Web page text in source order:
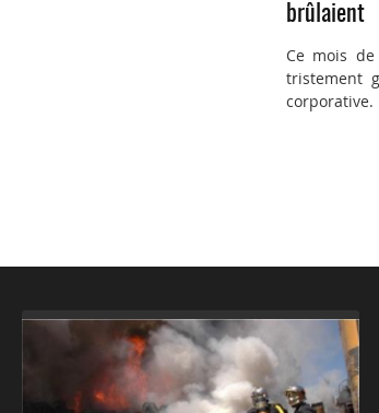
brûlaient
Ce mois
tristement
corporative.